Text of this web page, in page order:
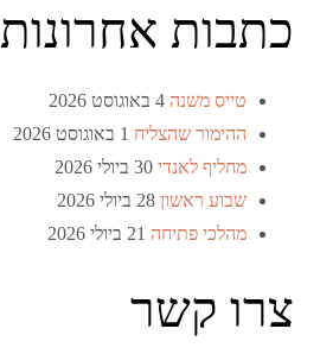
כתבות אחרונות
טייס משנה 4 באוגוסט 2026
ההימור שהצליח 1 באוגוסט 2026
מחליף לאנדי 30 ביולי 2026
שבוע ראשון 28 ביולי 2026
מהלכי פתיחה 21 ביולי 2026
צרו קשר